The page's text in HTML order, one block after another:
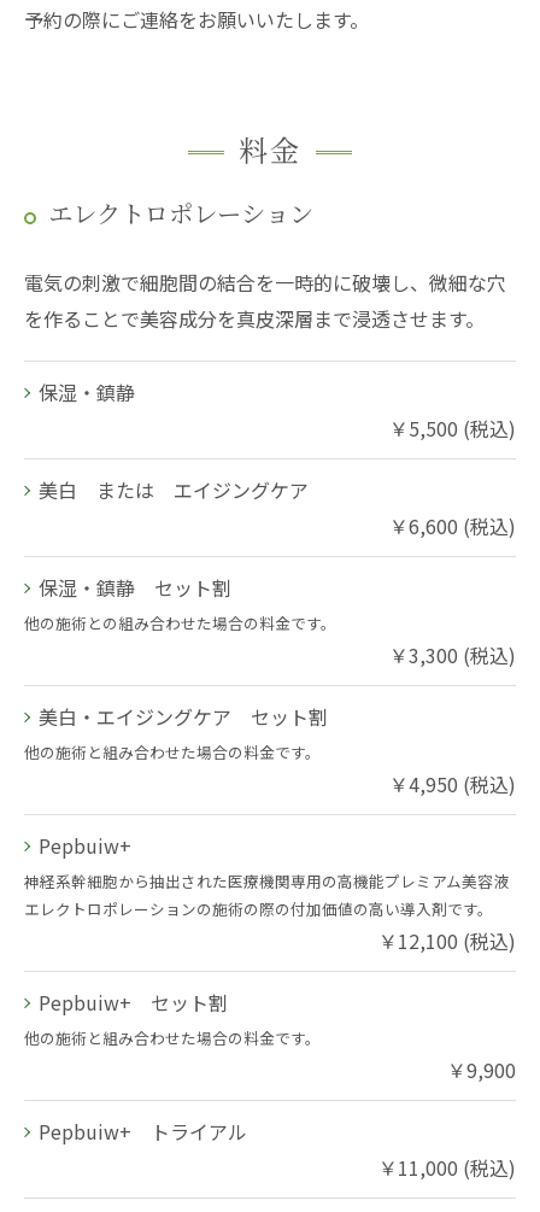
予約の際にご連絡をお願いいたします。
料金
エレクトロポレーション
電気の刺激で細胞間の結合を一時的に破壊し、微細な穴
を作ることで美容成分を真皮深層まで浸透させます。
保湿・鎮静
￥5,500 (税込)
美白 または エイジングケア
￥6,600 (税込)
保湿・鎮静 セット割
他の施術との組み合わせた場合の料金です。
￥3,300 (税込)
美白・エイジングケア セット割
他の施術と組み合わせた場合の料金です。
￥4,950 (税込)
Pepbuiw+
神経系幹細胞から抽出された医療機関専用の高機能プレミアム美容液
エレクトロポレーションの施術の際の付加価値の高い導入剤です。
￥12,100 (税込)
Pepbuiw+ セット割
他の施術と組み合わせた場合の料金です。
￥9,900
Pepbuiw+ トライアル
￥11,000 (税込)